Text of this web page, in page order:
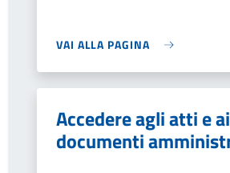
VAI ALLA PAGINA
Accedere agli atti e ai
documenti